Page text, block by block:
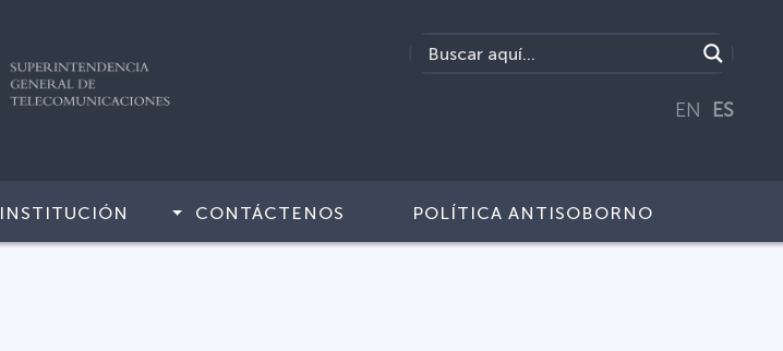
EN ES
INSTITUCIÓN CONTÁCTENOS POLÍTICA ANTISOBORNO